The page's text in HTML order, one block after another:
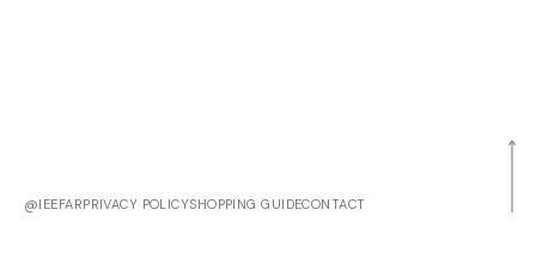
@IEEFARPRIVACY POLICYSHOPPING GUIDECONTACT